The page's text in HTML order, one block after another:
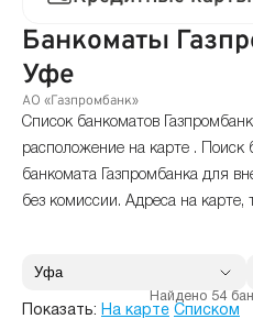
Банкоматы
Уфе
АО «Газпромбанк»
Список банкоматов
расположение на карте . Поиск
банкомата Газпромбанка для
без комиссии. Адреса на
Найдено 54
Показать: На карте Списком